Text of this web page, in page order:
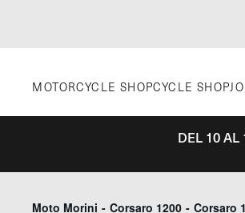
MOTORCYCLE SHOPCYCLE SHOP
DEL 10 AL
Moto Morini - Corsaro 1200 - Corsaro